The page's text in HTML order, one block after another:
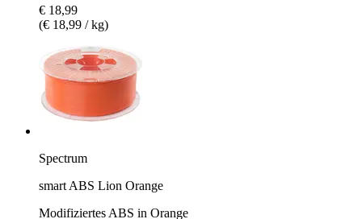
€ 18,99
(€ 18,99 / kg)
Spectrum
smart ABS Lion Orange
Modifiziertes ABS in Orange